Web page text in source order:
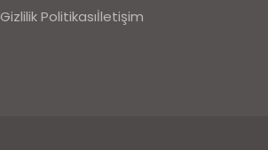
Gizlilik Politikasıİletişim